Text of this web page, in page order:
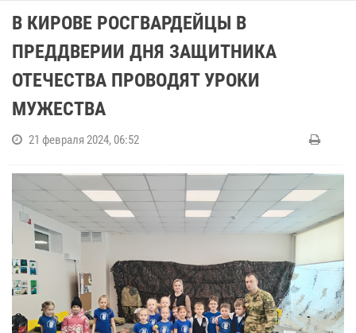
В КИРОВЕ РОСГВАРДЕЙЦЫ В
ПРЕДДВЕРИИ ДНЯ ЗАЩИТНИКА
ОТЕЧЕСТВА ПРОВОДЯТ УРОКИ
МУЖЕСТВА
21 февраля 2024, 06:52